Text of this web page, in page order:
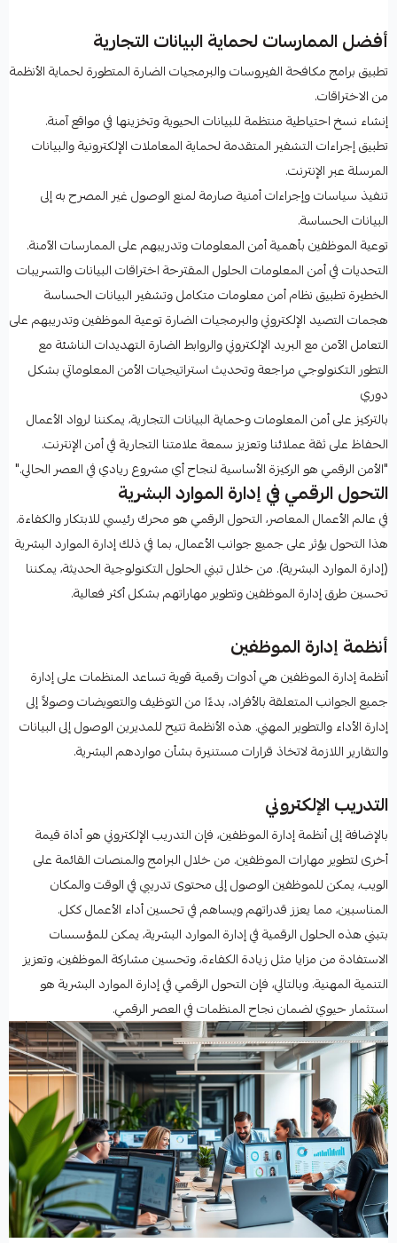
أفضل الممارسات لحماية البيانات التجارية
تطبيق برامج مكافحة الفيروسات والبرمجيات الضارة المتطورة لحماية الأنظمة
من الاختراقات.
إنشاء نسخ احتياطية منتظمة للبيانات الحيوية وتخزينها في مواقع آمنة.
تطبيق إجراءات التشفير المتقدمة لحماية المعاملات الإلكترونية والبيانات
المرسلة عبر الإنترنت.
تنفيذ سياسات وإجراءات أمنية صارمة لمنع الوصول غير المصرح به إلى
البيانات الحساسة.
توعية الموظفين بأهمية أمن المعلومات وتدريبهم على الممارسات الآمنة.
التحديات في أمن المعلومات الحلول المقترحة اختراقات البيانات والتسريبات
الخطيرة تطبيق نظام أمن معلومات متكامل وتشفير البيانات الحساسة
هجمات التصيد الإلكتروني والبرمجيات الضارة توعية الموظفين وتدريبهم على
التعامل الآمن مع البريد الإلكتروني والروابط الضارة التهديدات الناشئة مع
التطور التكنولوجي مراجعة وتحديث استراتيجيات الأمن المعلوماتي بشكل
دوري
بالتركيز على أمن المعلومات وحماية البيانات التجارية، يمكننا لرواد الأعمال
الحفاظ على ثقة عملائنا وتعزيز سمعة علامتنا التجارية في أمن الإنترنت.
"الأمن الرقمي هو الركيزة الأساسية لنجاح أي مشروع ريادي في العصر الحالي."
التحول الرقمي في إدارة الموارد البشرية
في عالم الأعمال المعاصر، التحول الرقمي هو محرك رئيسي للابتكار والكفاءة.
هذا التحول يؤثر على جميع جوانب الأعمال، بما في ذلك إدارة الموارد البشرية
(إدارة الموارد البشرية). من خلال تبني الحلول التكنولوجية الحديثة، يمكننا
تحسين طرق إدارة الموظفين وتطوير مهاراتهم بشكل أكثر فعالية.
أنظمة إدارة الموظفين
أنظمة إدارة الموظفين هي أدوات رقمية قوية تساعد المنظمات على إدارة
جميع الجوانب المتعلقة بالأفراد، بدءًا من التوظيف والتعويضات وصولاً إلى
إدارة الأداء والتطوير المهني. هذه الأنظمة تتيح للمديرين الوصول إلى البيانات
والتقارير اللازمة لاتخاذ قرارات مستنيرة بشأن مواردهم البشرية.
التدريب الإلكتروني
بالإضافة إلى أنظمة إدارة الموظفين، فإن التدريب الإلكتروني هو أداة قيمة
أخرى لتطوير مهارات الموظفين. من خلال البرامج والمنصات القائمة على
الويب، يمكن للموظفين الوصول إلى محتوى تدريبي في الوقت والمكان
المناسبين، مما يعزز قدراتهم ويساهم في تحسين أداء الأعمال ككل.
بتبني هذه الحلول الرقمية في إدارة الموارد البشرية، يمكن للمؤسسات
الاستفادة من مزايا مثل زيادة الكفاءة، وتحسين مشاركة الموظفين، وتعزيز
التنمية المهنية. وبالتالي، فإن التحول الرقمي في إدارة الموارد البشرية هو
استثمار حيوي لضمان نجاح المنظمات في العصر الرقمي.